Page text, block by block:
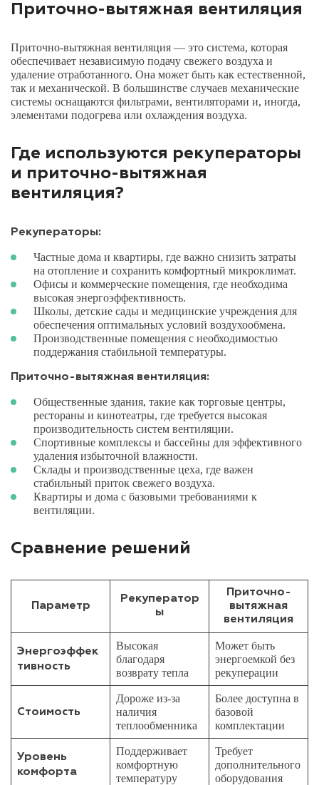
Приточно-вытяжная вентиляция
Приточно-вытяжная вентиляция — это система, которая
обеспечивает независимую подачу свежего воздуха и
удаление отработанного. Она может быть как естественной,
так и механической. В большинстве случаев механические
системы оснащаются фильтрами, вентиляторами и, иногда,
элементами подогрева или охлаждения воздуха.
Где используются рекуператоры
и приточно-вытяжная
вентиляция?
Рекуператоры:
Частные дома и квартиры, где важно снизить затраты
на отопление и сохранить комфортный микроклимат.
Офисы и коммерческие помещения, где необходима
высокая энергоэффективность.
Школы, детские сады и медицинские учреждения для
обеспечения оптимальных условий воздухообмена.
Производственные помещения с необходимостью
поддержания стабильной температуры.
Приточно-вытяжная вентиляция:
Общественные здания, такие как торговые центры,
рестораны и кинотеатры, где требуется высокая
производительность систем вентиляции.
Спортивные комплексы и бассейны для эффективного
удаления избыточной влажности.
Склады и производственные цеха, где важен
стабильный приток свежего воздуха.
Квартиры и дома с базовыми требованиями к
вентиляции.
Сравнение решений
Параметр
Рекуператор
ы
Приточно-
вытяжная
вентиляция
Энергоэффек
тивность
Высокая
благодаря
возврату тепла
Может быть
энергоемкой без
рекуперации
Стоимость
Дороже из-за
наличия
теплообменника
Более доступна в
базовой
комплектации
Уровень
комфорта
Поддерживает
комфортную
температуру
Требует
дополнительного
оборудования